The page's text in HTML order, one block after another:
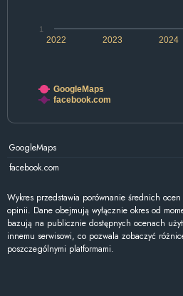
2022 2024
2023
1
GoogleMaps
facebook.com
GoogleMaps
facebook.com
Wykres przedstawia porównanie średnich
opinii. Dane obejmują wyłącznie okres od
bazują na publicznie dostępnych ocenach
innemu serwisowi, co pozwala zobaczyć
poszczególnymi platformami.